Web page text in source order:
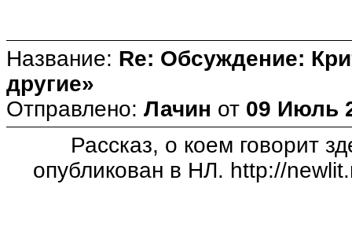
Название: Re: Обсуждение:
другие»
Отправлено: Лачин от 09 Июль
Рассказ, о коем говорит
опубликован в НЛ. http://